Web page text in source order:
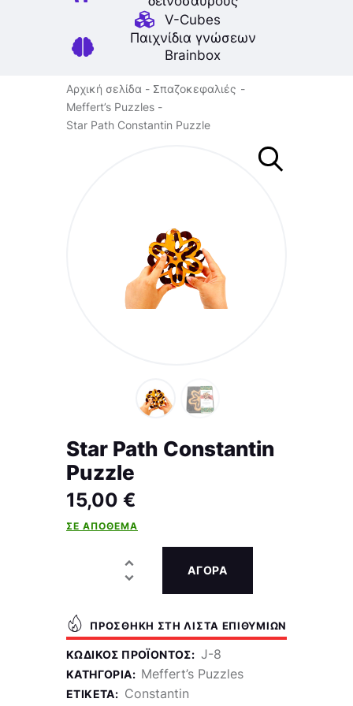
V-Cubes
Παιχνίδια γνώσεων
Brainbox
Αρχική σελίδα
Σπαζοκεφαλιές
Meffert’s Puzzles
Star Path Constantin Puzzle
Star Path Constantin
Puzzle
15,00 €
ΣΕ ΑΠΌΘΕΜΑ
ΑΓΟΡΑ
ΠΡΟΣΘΉΚΗ ΣΤΗ ΛΊΣΤΑ ΕΠΙΘΥΜΙΏΝ
ΚΩΔΙΚΌΣ ΠΡΟΪΌΝΤΟΣ: J-8
ΚΑΤΗΓΟΡΊΑ: Meffert’s Puzzles
ΕΤΙΚΈΤΑ: Constantin